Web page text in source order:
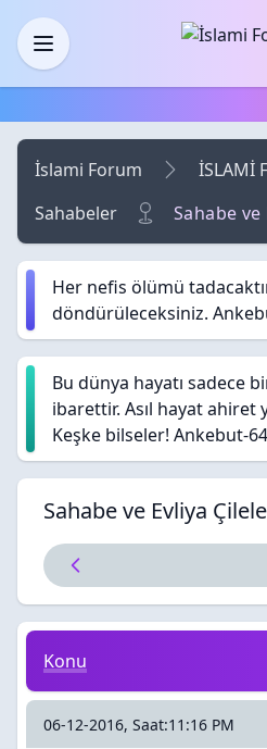
Skip to main content
Menü
İslami Forum
İSLAMİ
Sahabeler
Sahabe
Her nefis ölümü
döndürüleceksiniz.
Bu dünya hayatı sadece
ibarettir. Asıl hayat ahiret
Keşke bilseler! Ankebut-64
Sahabe ve Evliya
Sahabe ve Evliya Çileleri
Konu
06-12-2016, Saat:11:16 PM